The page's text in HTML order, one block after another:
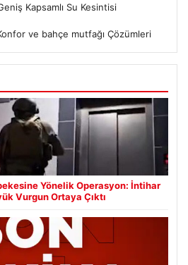
Kapsamlı Su Kesintisi
ve bahçe mutfağı Çözümleri
Yönelik Operasyon: İntihar
Vurgun Ortaya Çıktı